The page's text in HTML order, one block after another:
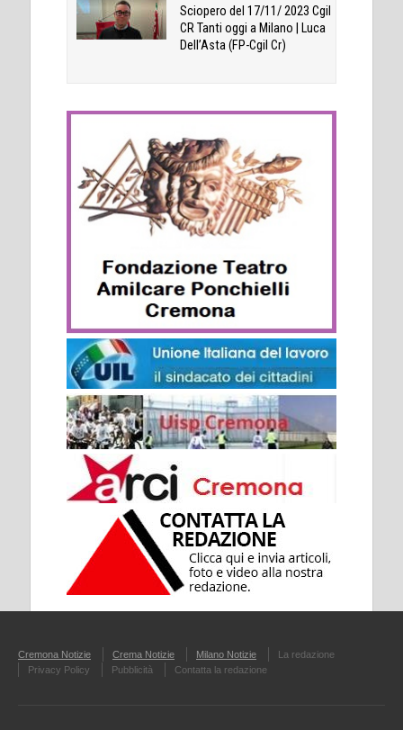
Sciopero del 17/11/ 2023 Cgil
CR Tanti oggi a Milano | Luca
Dell’Asta (FP-Cgil Cr)
Cremona Notizie Crema Notizie Milano Notizie
La redazione
Privacy Policy
Pubblicità Contatta la redazione